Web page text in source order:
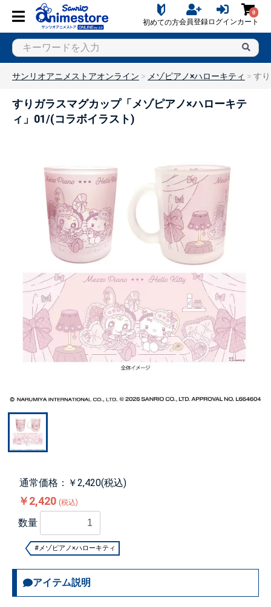
初めての方会員登録ログイン
0
カート
サンリオアニメストアオンライン メゾピアノ×ハローキティ す
すりガラスマグカップ「メゾピアノ×ハローキテ
ィ」01/(コラボイラスト)
通常価格：￥2,420(税込)
￥2,420 (税込)
数量
#メゾピアノ×ハローキティ
アイテム説明